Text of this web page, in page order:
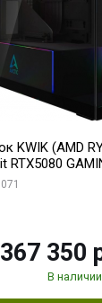
KWIK (AMD
HD/ 960 ГБ
367 350
В наличии